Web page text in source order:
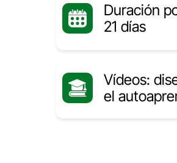
Duración
21 días
Vídeos:
el